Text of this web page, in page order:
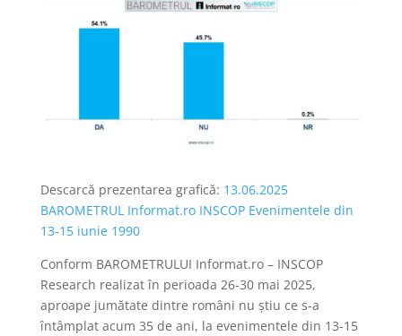
Descarcă prezentarea grafică: 13.06.2025
BAROMETRUL Informat.ro INSCOP Evenimentele din
13-15 iunie 1990
Conform BAROMETRULUI Informat.ro – INSCOP
Research realizat în perioada 26-30 mai 2025,
aproape jumătate dintre români nu știu ce s-a
întâmplat acum 35 de ani, la evenimentele din 13-15